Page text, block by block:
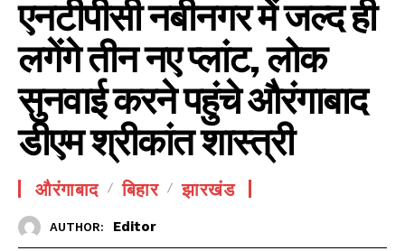
HOME
BIHAR
JHARKHAND
UTTAR PRADESH
MADHYA PRADESH
NATIONAL NEWS
CRIME NEWS
एनटीपीसी नबीनगर में जल्द ही
लगेंगे तीन नए प्लांट, लोक
सुनवाई करने पहुंचे औरंगाबाद
डीएम श्रीकांत शास्त्री
औरंगाबाद बिहार झारखंड
AUTHOR: Editor